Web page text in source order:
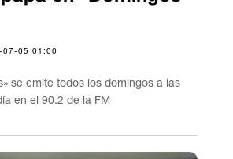
07-05 01:00
se emite todos los domingos a las
en el 90.2 de la FM